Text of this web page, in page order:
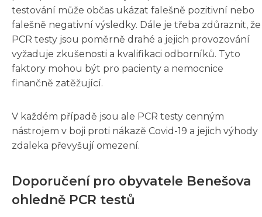
testování může občas ukázat falešně pozitivní nebo
falešně negativní výsledky. Dále je třeba zdůraznit, že
PCR testy jsou poměrně drahé a jejich provozování
vyžaduje zkušenosti a kvalifikaci odborníků. Tyto
faktory mohou být pro pacienty a nemocnice
finančně zatěžující.
V každém případě jsou ale PCR testy cenným
nástrojem v boji proti nákazě Covid-19 a jejich výhody
zdaleka převyšují omezení.
Doporučení pro obyvatele Benešova
ohledně PCR testů